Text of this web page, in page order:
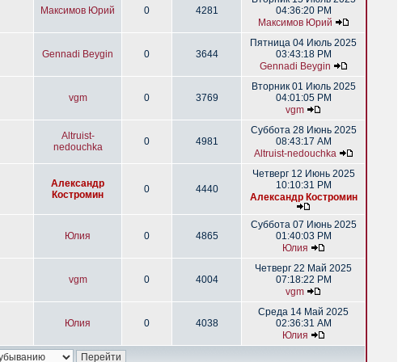
Максимов Юрий 0 4281
04:36:20 PM
Максимов Юрий
Gennadi Beygin 0 3644
Пятница 04 Июль 2025
03:43:18 PM
Gennadi Beygin
vgm 0 3769
Вторник 01 Июль 2025
04:01:05 PM
vgm
Altruist-
nedouchka
0 4981
Суббота 28 Июнь 2025
08:43:17 AM
Altruist-nedouchka
Александр
Костромин
0 4440
Четверг 12 Июнь 2025
10:10:31 PM
Александр Костромин
Юлия 0 4865
Суббота 07 Июнь 2025
01:40:03 PM
Юлия
vgm 0 4004
Четверг 22 Май 2025
07:18:22 PM
vgm
Юлия 0 4038
Среда 14 Май 2025
02:36:31 AM
Юлия